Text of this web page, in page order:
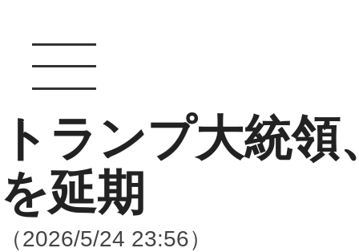
トランプ大統
を延期
（2026/5/24 23:56）